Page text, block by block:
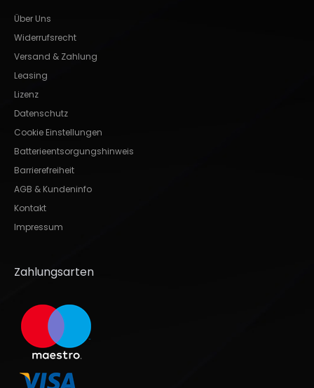
Über Uns
Widerrufsrecht
Versand & Zahlung
Leasing
Lizenz
Datenschutz
Cookie Einstellungen
Batterieentsorgungshinweis
Barrierefreiheit
AGB & Kundeninfo
Kontakt
Impressum
Zahlungsarten